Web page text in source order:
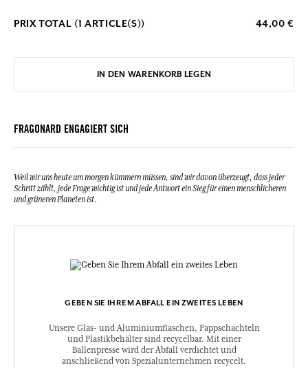
PRIX TOTAL (1 ARTICLE(S)) 44,00 €
IN DEN WARENKORB LEGEN
FRAGONARD ENGAGIERT SICH
Weil wir uns heute um morgen kümmern müssen, sind wir davon überzeugt, dass jeder
Schritt zählt, jede Frage wichtig ist und jede Antwort ein Sieg für einen menschlicheren
und grüneren Planeten ist.
GEBEN SIE IHREM ABFALL EIN ZWEITES LEBEN
Unsere Glas- und Aluminiumflaschen, Pappschachteln
und Plastikbehälter sind recycelbar. Mit einer
Ballenpresse wird der Abfall verdichtet und
anschließend von Spezialunternehmen recycelt.